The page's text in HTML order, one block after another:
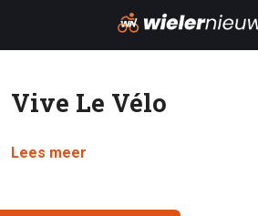
Vive Le Vélo
Lees meer